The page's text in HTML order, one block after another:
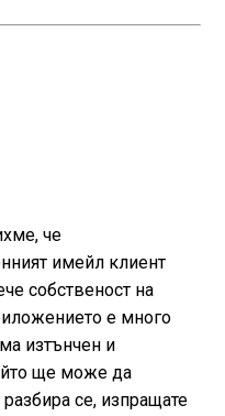
че
имейл клиент
собственост на
е много
изтънчен и
ще може да
се, изпращате